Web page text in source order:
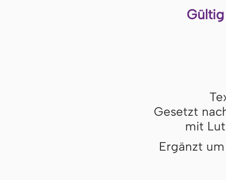
Gesetzt
mit
Ergänzt